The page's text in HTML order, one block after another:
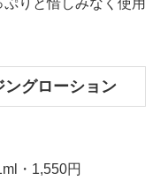
りと惜しみなく使用
ングローション
・1,550円